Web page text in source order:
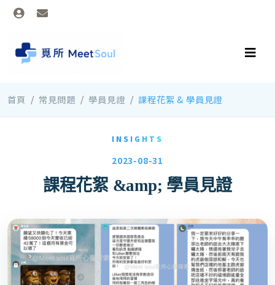
首頁 常見問題 學員見證 課程花絮 & 學員見證
INSIGHTS
2023-08-31
課程花絮 &amp; 學員見證